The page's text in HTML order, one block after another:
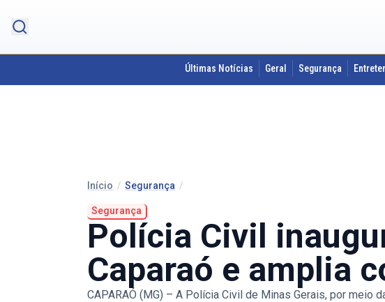
Últimas Notícias Geral Segurança
Início /Segurança /
Segurança
Polícia Civil
Caparaó e amplia
CAPARAÓ (MG) – A Polícia Civil de Minas Gerais, por